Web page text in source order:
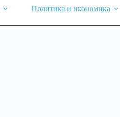
Политика и икономика